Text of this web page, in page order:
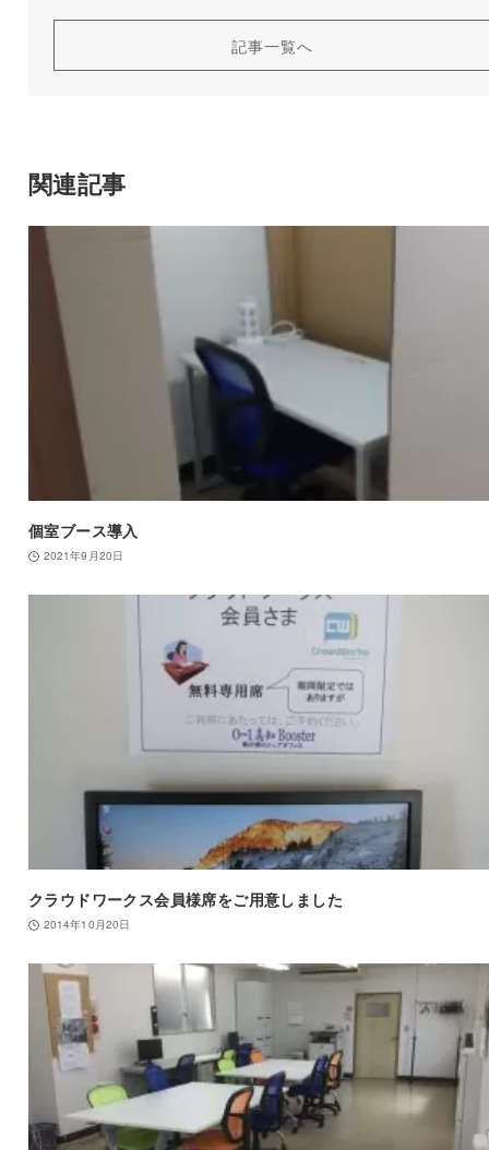
記事一覧へ
関連記事
個室ブース導入
2021年9月20日
クラウドワークス会員様席をご用意しました
2014年10月20日